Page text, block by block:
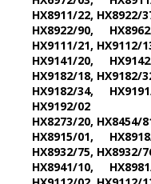
HX8911/22, HX8922/
HX8922/90,
HX9111/21, HX9112/
HX9141/20,
HX9182/18, HX9182/
HX9182/34,
HX9192/02
HX8273/20, HX8454/
HX8915/01,
HX8932/75, HX8932/
HX8941/10,